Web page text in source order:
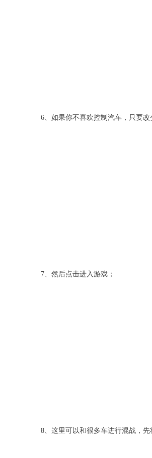
6、如果你不喜欢控制汽车，只要改
7、然后点击进入游戏；
8、这里可以和很多车进行混战，